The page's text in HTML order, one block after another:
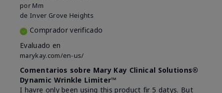
por Mm
de Inver Grove Heights
Comprador verificado
Evaluado en
marykay.com/en-us/
Comentarios sobre Mary Kay Clinical Solutions®
Dynamic Wrinkle Limiter™
I havre only been using this product fir 5 datys. But